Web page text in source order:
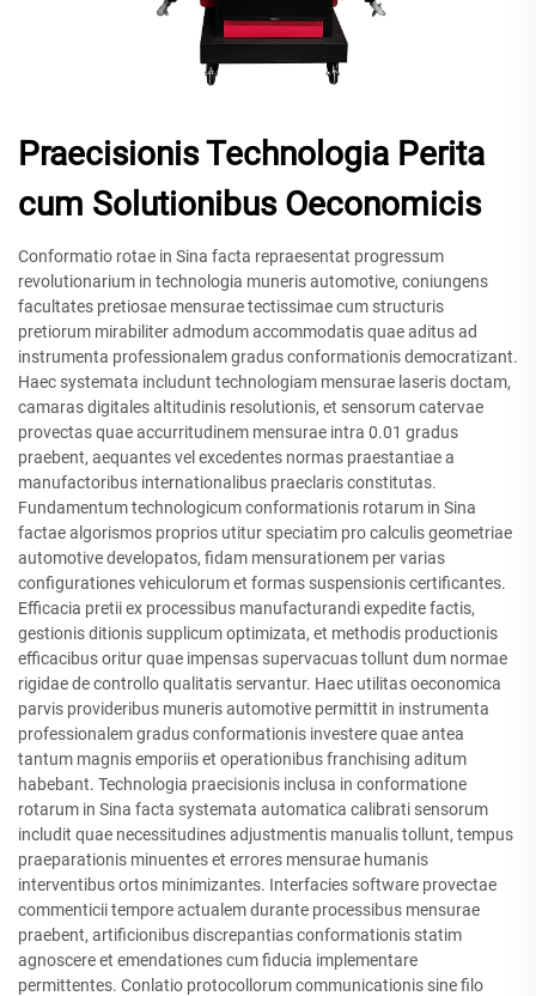
Praecisionis Technologia Perita
cum Solutionibus Oeconomicis
Conformatio rotae in Sina facta repraesentat progressum
revolutionarium in technologia muneris automotive, coniungens
facultates pretiosae mensurae tectissimae cum structuris
pretiorum mirabiliter admodum accommodatis quae aditus ad
instrumenta professionalem gradus conformationis democratizant.
Haec systemata includunt technologiam mensurae laseris doctam,
camaras digitales altitudinis resolutionis, et sensorum catervae
provectas quae accurritudinem mensurae intra 0.01 gradus
praebent, aequantes vel excedentes normas praestantiae a
manufactoribus internationalibus praeclaris constitutas.
Fundamentum technologicum conformationis rotarum in Sina
factae algorismos proprios utitur speciatim pro calculis geometriae
automotive developatos, fidam mensurationem per varias
configurationes vehiculorum et formas suspensionis certificantes.
Efficacia pretii ex processibus manufacturandi expedite factis,
gestionis ditionis supplicum optimizata, et methodis productionis
efficacibus oritur quae impensas supervacuas tollunt dum normae
rigidae de controllo qualitatis servantur. Haec utilitas oeconomica
parvis provideribus muneris automotive permittit in instrumenta
professionalem gradus conformationis investere quae antea
tantum magnis emporiis et operationibus franchising aditum
habebant. Technologia praecisionis inclusa in conformatione
rotarum in Sina facta systemata automatica calibrati sensorum
includit quae necessitudines adjustmentis manualis tollunt, tempus
praeparationis minuentes et errores mensurae humanis
interventibus ortos minimizantes. Interfacies software provectae
commenticii tempore actualem durante processibus mensurae
praebent, artificionibus discrepantias conformationis statim
agnoscere et emendationes cum fiducia implementare
permittentes. Conlatio protocollorum communicationis sine filo